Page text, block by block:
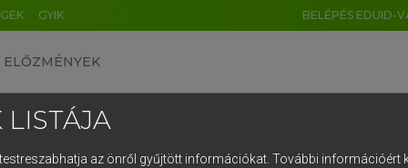
GYIK BELÉPÉS EDUID-
ELŐZMÉNYEK
LISTÁJA
az önről gyűjtött információkat. További információért